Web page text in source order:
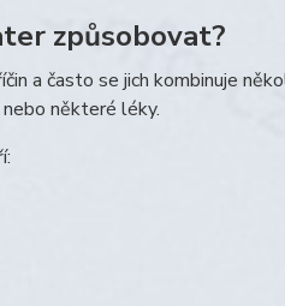
způsobovat?
a často se jich kombinuje
některé léky.